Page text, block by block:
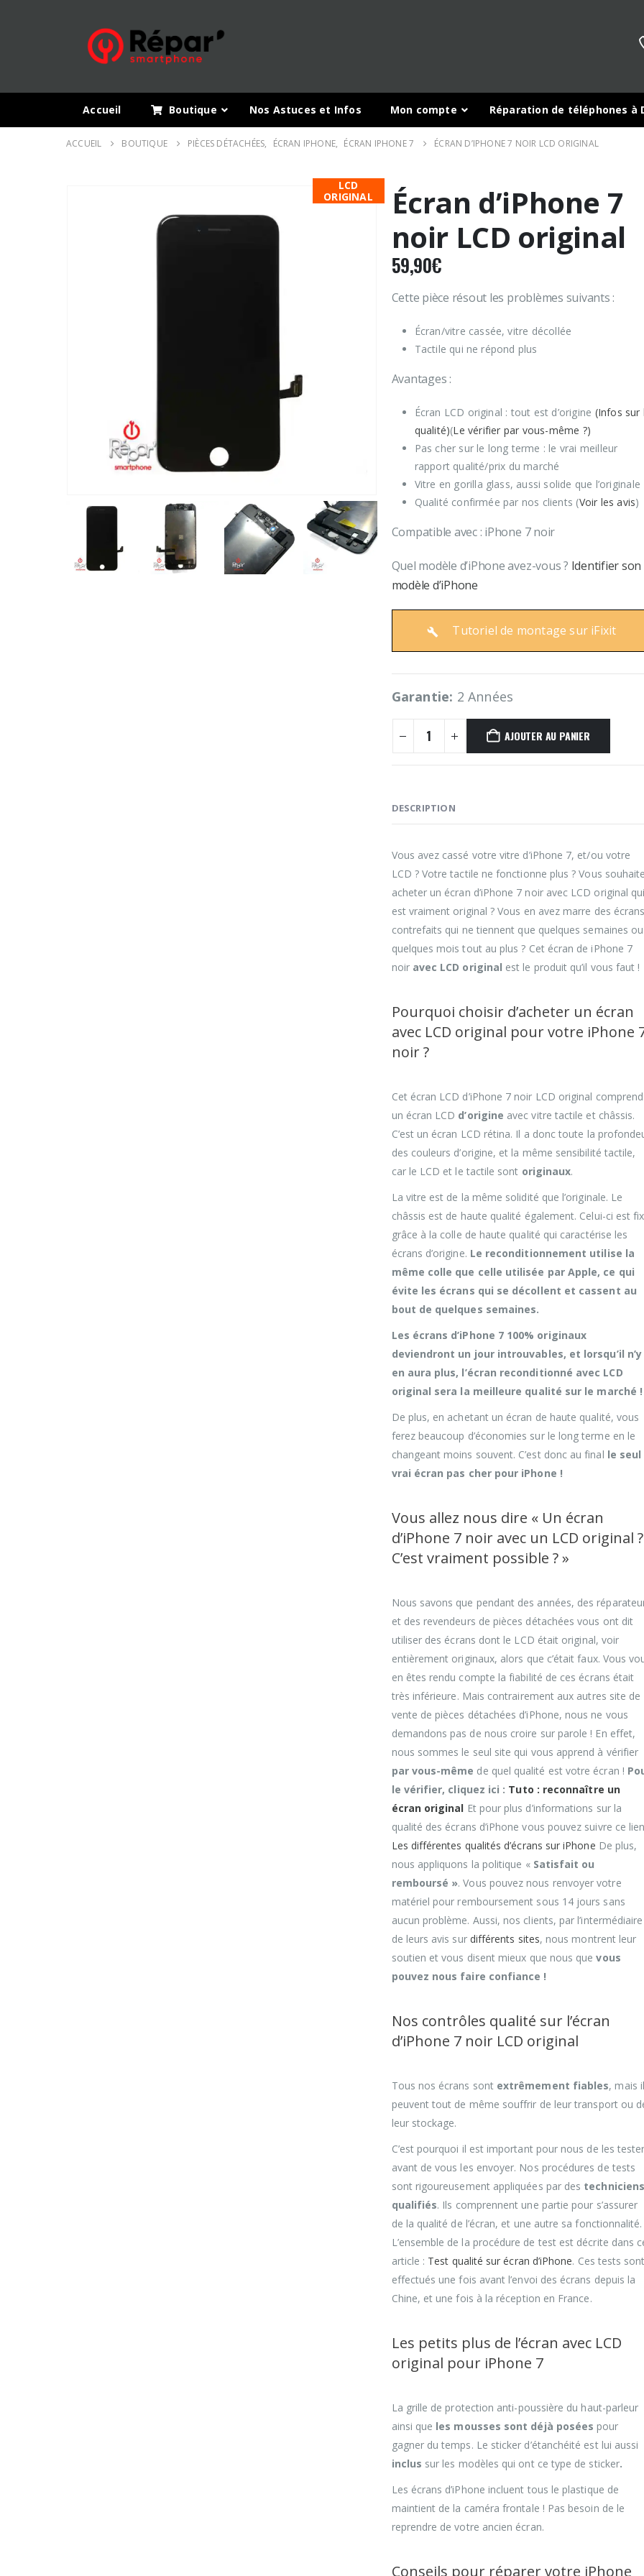
Accueil Boutique Nos Astuces et Infos Mon compte Réparation de téléphones à
ACCUEIL BOUTIQUE PIÈCES DÉTACHÉES, ÉCRAN IPHONE, ÉCRAN IPHONE 7 ÉCRAN D’IPHONE 7 NOIR LCD ORIGINAL
LCD
ORIGINAL
Écran d’iPhone 7
noir LCD original
59,90€
Cette pièce résout les problèmes suivants :
Écran/vitre cassée, vitre décollée
Tactile qui ne répond plus
Avantages :
Écran LCD original : tout est d’origine (Infos sur
qualité)(Le vérifier par vous-même ?)
Pas cher sur le long terme : le vrai meilleur
rapport qualité/prix du marché
Vitre en gorilla glass, aussi solide que l’originale
Qualité confirmée par nos clients (Voir les avis)
Compatible avec : iPhone 7 noir
Quel modèle d’iPhone avez-vous ? Identifier son
modèle d’iPhone
Tutoriel de montage sur iFixit
Garantie: 2 Années
AJOUTER AU PANIER
DESCRIPTION
Vous avez cassé votre vitre d’iPhone 7, et/ou votre
LCD ? Votre tactile ne fonctionne plus ? Vous
acheter un écran d’iPhone 7 noir avec LCD original
est vraiment original ? Vous en avez marre des
contrefaits qui ne tiennent que quelques semaines ou
quelques mois tout au plus ? Cet écran de iPhone 7
noir avec LCD original est le produit qu’il vous faut !
Pourquoi choisir d’acheter un écran
avec LCD original pour votre iPhone
noir ?
Cet écran LCD d’iPhone 7 noir LCD original comprend
un écran LCD d’origine avec vitre tactile et châssis.
C’est un écran LCD rétina. Il a donc toute la
des couleurs d’origine, et la même sensibilité tactile,
car le LCD et le tactile sont originaux.
La vitre est de la même solidité que l’originale. Le
châssis est de haute qualité également. Celui-ci est
grâce à la colle de haute qualité qui caractérise les
écrans d’origine. Le reconditionnement utilise la
même colle que celle utilisée par Apple, ce qui
évite les écrans qui se décollent et cassent au
bout de quelques semaines.
Les écrans d’iPhone 7 100% originaux
deviendront un jour introuvables, et lorsqu’il n’y
en aura plus, l’écran reconditionné avec LCD
original sera la meilleure qualité sur le marché !
De plus, en achetant un écran de haute qualité, vous
ferez beaucoup d’économies sur le long terme en le
changeant moins souvent. C’est donc au final le seul
vrai écran pas cher pour iPhone !
Vous allez nous dire « Un écran
d’iPhone 7 noir avec un LCD original ?
C’est vraiment possible ? »
Nous savons que pendant des années, des
et des revendeurs de pièces détachées vous ont dit
utiliser des écrans dont le LCD était original, voir
entièrement originaux, alors que c’était faux. Vous
en êtes rendu compte la fiabilité de ces écrans était
très inférieure. Mais contrairement aux autres site de
vente de pièces détachées d’iPhone, nous ne vous
demandons pas de nous croire sur parole ! En effet,
nous sommes le seul site qui vous apprend à vérifier
par vous-même de quel qualité est votre écran !
le vérifier, cliquez ici : Tuto : reconnaître un
écran original Et pour plus d’informations sur la
qualité des écrans d’iPhone vous pouvez suivre ce
Les différentes qualités d’écrans sur iPhone De plus,
nous appliquons la politique « Satisfait ou
remboursé ». Vous pouvez nous renvoyer votre
matériel pour remboursement sous 14 jours sans
aucun problème. Aussi, nos clients, par l’intermédiaire
de leurs avis sur différents sites, nous montrent leur
soutien et vous disent mieux que nous quevous
pouvez nous faire confiance !
Nos contrôles qualité sur l’écran
d’iPhone 7 noir LCD original
Tous nos écrans sont extrêmement fiables, mais
peuvent tout de même souffrir de leur transport ou
leur stockage.
C’est pourquoi il est important pour nous de les
avant de vous les envoyer. Nos procédures de tests
sont rigoureusement appliquées par des
qualifiés. Ils comprennent une partie pour s’assurer
de la qualité de l’écran, et une autre sa fonctionnalité.
L’ensemble de la procédure de test est décrite dans
article : Test qualité sur écran d’iPhone. Ces tests
effectués une fois avant l’envoi des écrans depuis la
Chine, et une fois à la réception en France.
Les petits plus de l’écran avec LCD
original pour iPhone 7
La grille de protection anti-poussière du haut-parleur
ainsi que les mousses sont déjà posées pour
gagner du temps. Le sticker d’étanchéité est lui aussi
inclus sur les modèles qui ont ce type de sticker.
Les écrans d’iPhone incluent tous le plastique de
maintient de la caméra frontale ! Pas besoin de le
reprendre de votre ancien écran.
Conseils pour réparer votre iPhone
de mon téléphone, que faire ?
A32 après une
4 février 2024